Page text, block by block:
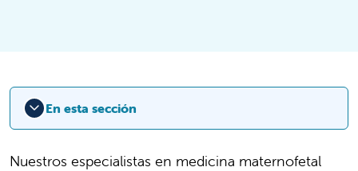
En esta sección
Nuestros especialistas en medicina maternofetal